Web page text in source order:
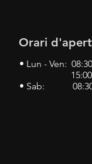
Orari
• Lun - Ven:
15:00 -
• Sab: 08:30